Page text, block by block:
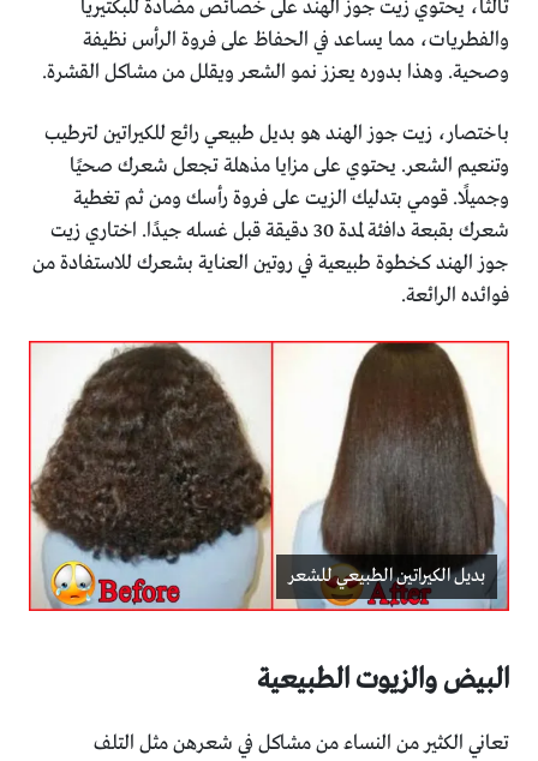
ثالثًا، يحتوي زيت جوز الهند على خصائص مضادة للبكتيريا
والفطريات، مما يساعد في الحفاظ على فروة الرأس نظيفة
وصحية. وهذا بدوره يعزز نمو الشعر ويقلل من مشاكل القشرة.
باختصار، زيت جوز الهند هو بديل طبيعي رائع للكيراتين لترطيب
وتنعيم الشعر. يحتوي على مزايا مذهلة تجعل شعرك صحيًا
وجميلًا. قومي بتدليك الزيت على فروة رأسك ومن ثم تغطية
شعرك بقبعة دافئة لمدة 30 دقيقة قبل غسله جيدًا. اختاري زيت
جوز الهند كخطوة طبيعية في روتين العناية بشعرك للاستفادة من
فوائده الرائعة.
بديل الكيراتين الطبيعي للشعر
البيض والزيوت الطبيعية
تعاني الكثير من النساء من مشاكل في شعرهن مثل التلف